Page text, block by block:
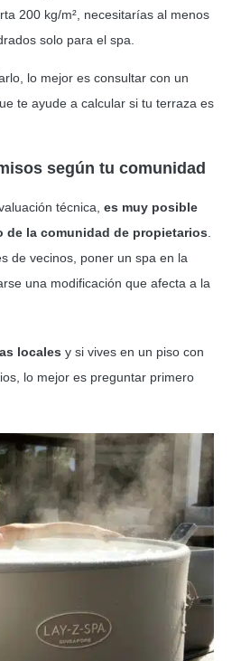
200 kg/m², necesitarías al menos
solo para el spa.
lo mejor es consultar con un
te ayude a calcular si tu terraza es
según tu comunidad
técnica, es muy posible
de la comunidad de propietarios
de vecinos, poner un spa en la
una modificación que afecta a la
locales y si vives en un piso con
lo mejor es preguntar primero